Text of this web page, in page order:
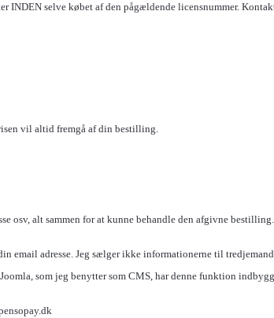
INDEN selve købet af den pågældende licensnummer.
vil altid fremgå af din bestilling.
osv, alt sammen for at kunne behandle den afgivne
email adresse. Jeg sælger ikke informationerne til
som jeg benytter som CMS, har denne funktion